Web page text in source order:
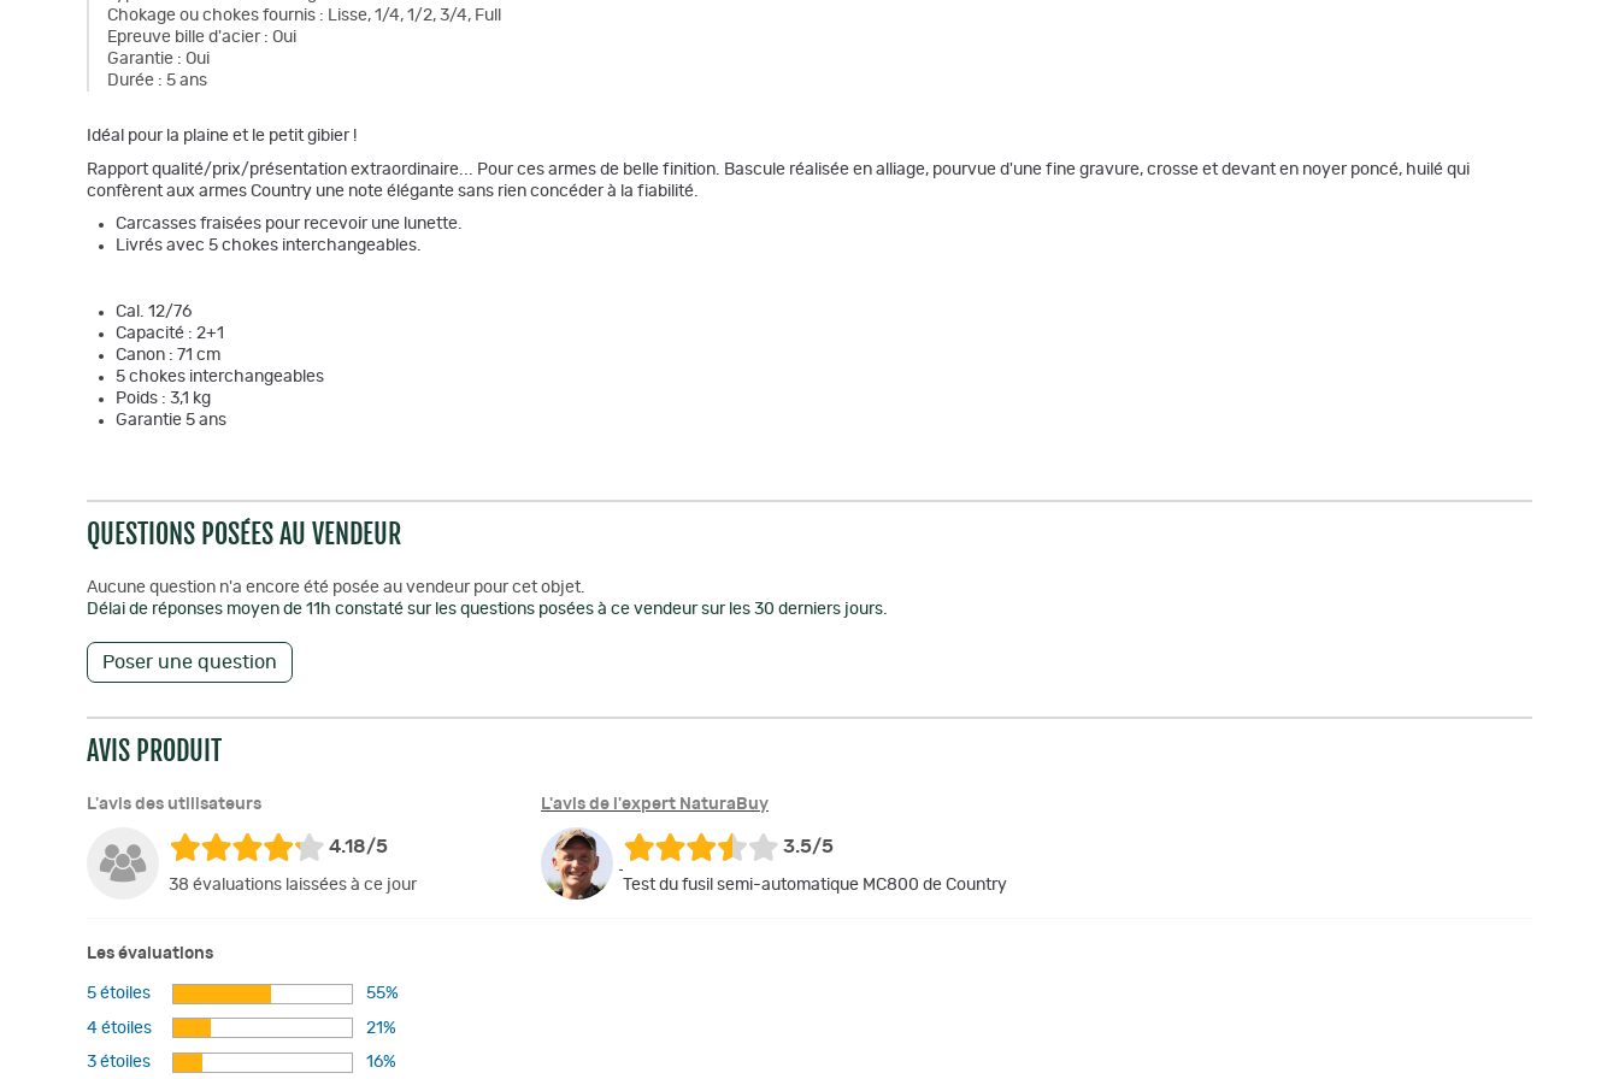
Chokage ou chokes fournis : Lisse, 1/4, 1/2, 3/4, Full
Epreuve bille d'acier : Oui
Garantie : Oui
Durée : 5 ans
Idéal pour la plaine et le petit gibier !
Rapport qualité/prix/présentation extraordinaire... Pour ces armes de belle finition. Bascule réalisée en alliage, pourvue d'une fine gravure, crosse et devant en noyer poncé, huilé qui
confèrent aux armes Country une note élégante sans rien concéder à la fiabilité.
Carcasses fraisées pour recevoir une lunette.
Livrés avec 5 chokes interchangeables.
Cal. 12/76
Capacité : 2+1
Canon : 71 cm
5 chokes interchangeables
Poids : 3,1 kg
Garantie 5 ans
QUESTIONS POSÉES AU VENDEUR
Aucune question n'a encore été posée au vendeur pour cet objet.
Délai de réponses moyen de 11h constaté sur les questions posées à ce vendeur sur les 30 derniers jours.
Poser une question
AVIS PRODUIT
L'avis des utilisateurs
4.18/5
38 évaluations laissées à ce jour
L'avis de l'expert NaturaBuy
3.5/5
Test du fusil semi-automatique MC800 de Country
Les évaluations
5 étoiles 55%
4 étoiles 21%
3 étoiles 16%